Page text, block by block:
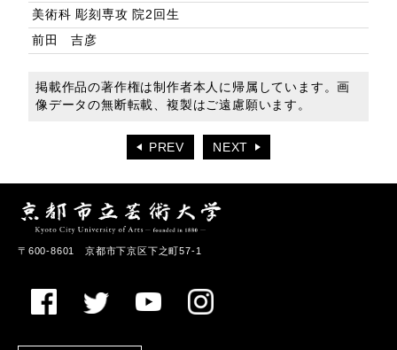
美術科 彫刻専攻 院2回生
前田 吉彦
掲載作品の著作権は制作者本人に帰属しています。画
像データの無断転載、複製はご遠慮願います。
PREV NEXT
〒600-8601 京都市下京区下之町57-1